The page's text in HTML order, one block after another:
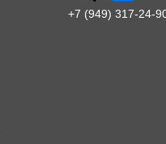
+7 (949) 317-24-